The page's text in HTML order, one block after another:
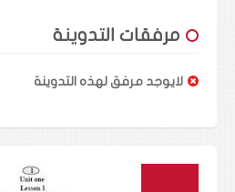
مرفقات التدوينة
لايوجد مرفق لهذه التدوينة